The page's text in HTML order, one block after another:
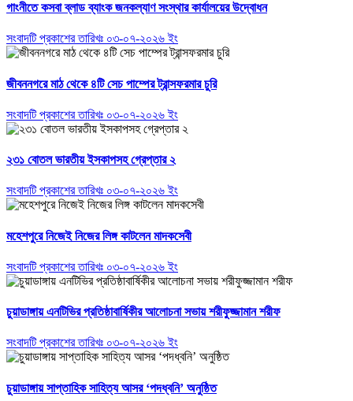
গাংনীতে কসবা ব্লাড ব্যাংক জনকল্যাণ সংস্থার কার্যালয়ের উদ্বোধন
সংবাদটি প্রকাশের তারিখঃ ০৩-০৭-২০২৬ ইং
জীবননগরে মাঠ থেকে ৪টি সেচ পাম্পের ট্রান্সফরমার চুরি
সংবাদটি প্রকাশের তারিখঃ ০৩-০৭-২০২৬ ইং
২৩১ বোতল ভারতীয় ইসকাপসহ গ্রেপ্তার ২
সংবাদটি প্রকাশের তারিখঃ ০৩-০৭-২০২৬ ইং
মহেশপুরে নিজেই নিজের লিঙ্গ কাটলেন মাদকসেবী
সংবাদটি প্রকাশের তারিখঃ ০৩-০৭-২০২৬ ইং
চুয়াডাঙ্গায় এনটিভির প্রতিষ্ঠাবার্ষিকীর আলোচনা সভায় শরীফুজ্জামান শরীফ
সংবাদটি প্রকাশের তারিখঃ ০৩-০৭-২০২৬ ইং
চুয়াডাঙ্গায় সাপ্তাহিক সাহিত্য আসর ‘পদধ্বনি’ অনুষ্ঠিত